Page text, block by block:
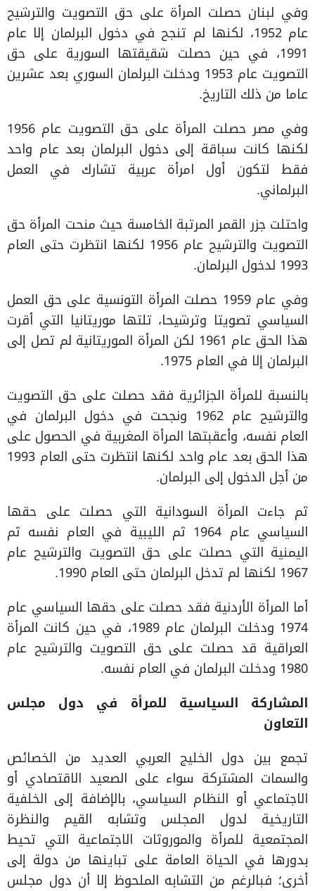
وفي لبنان حصلت المرأة على حق التصويت والترشيح
عام 1952، لكنها لم تنجح في دخول البرلمان إلا عام
1991، في حين حصلت شقيقتها السورية على حق
التصويت عام 1953 ودخلت البرلمان السوري بعد عشرين
عاما من ذلك التاريخ.
وفي مصر حصلت المرأة على حق التصويت عام 1956
لكنها كانت سباقة إلى دخول البرلمان بعد عام واحد
فقط لتكون أول امرأة عربية تشارك في العمل
البرلماني.
واحتلت جزر القمر المرتبة الخامسة حيث منحت المرأة حق
التصويت والترشيح عام 1956 لكنها انتظرت حتى العام
1993 لدخول البرلمان.
وفي عام 1959 حصلت المرأة التونسية على حق العمل
السياسي تصويتا وترشيحا، تلتها موريتانيا التي أقرت
هذا الحق عام 1961 لكن المرأة الموريتانية لم تصل إلى
البرلمان إلا في العام 1975.
بالنسبة للمرأة الجزائرية فقد حصلت على حق التصويت
والترشيح عام 1962 ونجحت في دخول البرلمان في
العام نفسه، وأعقبتها المرأة المغربية في الحصول على
هذا الحق بعد عام واحد لكنها انتظرت حتى العام 1993
من أجل الدخول إلى البرلمان.
ثم جاءت المرأة السودانية التي حصلت على حقها
السياسي عام 1964 ثم الليبية في العام نفسه ثم
اليمنية التي حصلت على حق التصويت والترشيح عام
1967 لكنها لم تدخل البرلمان حتى العام 1990.
أما المرأة الأردنية فقد حصلت على حقها السياسي عام
1974 ودخلت البرلمان عام 1989، في حين كانت المرأة
العراقية قد حصلت على حق التصويت والترشيح عام
1980 ودخلت البرلمان في العام نفسه.
المشاركة السياسية للمرأة في دول مجلس
التعاون
تجمع بين دول الخليج العربي العديد من الخصائص
والسمات المشتركة سواء على الصعيد الاقتصادي أو
الاجتماعي أو النظام السياسي، بالإضافة إلى الخلفية
التاريخية لدول المجلس وتشابه القيم والنظرة
المجتمعية للمرأة والموروثات الاجتماعية التي تحيط
بدورها في الحياة العامة على تباينها من دولة إلى
أخرى؛ فبالرغم من التشابه الملحوظ إلا أن دول مجلس